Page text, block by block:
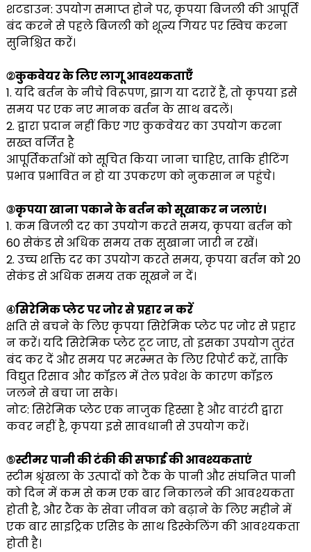
शटडाउन: उपयोग समाप्त होने पर, कृपया बिजली की आपूर्ति
बंद करने से पहले बिजली को शून्य गियर पर स्विच करना
सुनिश्चित करें।
②कुकवेयर के लिए लागू आवश्यकताएँ
1. यदि बर्तन के नीचे विरूपण, झाग या दरारें हैं, तो कृपया इसे
समय पर एक नए मानक बर्तन के साथ बदलें।
2. द्वारा प्रदान नहीं किए गए कुकवेयर का उपयोग करना
सख्त वर्जित है
आपूर्तिकर्ताओं को सूचित किया जाना चाहिए, ताकि हीटिंग
प्रभाव प्रभावित न हो या उपकरण को नुकसान न पहुंचे।
③कृपया खाना पकाने के बर्तन को सूखाकर न जलाएं।
1. कम बिजली दर का उपयोग करते समय, कृपया बर्तन को
60 सेकंड से अधिक समय तक सुखाना जारी न रखें।
2. उच्च शक्ति दर का उपयोग करते समय, कृपया बर्तन को 20
सेकंड से अधिक समय तक सूखने न दें।
④सिरेमिक प्लेट पर जोर से प्रहार न करें
क्षति से बचने के लिए कृपया सिरेमिक प्लेट पर जोर से प्रहार
न करें। यदि सिरेमिक प्लेट टूट जाए, तो इसका उपयोग तुरंत
बंद कर दें और समय पर मरम्मत के लिए रिपोर्ट करें, ताकि
विद्युत रिसाव और कॉइल में तेल प्रवेश के कारण कॉइल
जलने से बचा जा सके।
नोट: सिरेमिक प्लेट एक नाजुक हिस्सा है और वारंटी द्वारा
कवर नहीं है, कृपया इसे सावधानी से उपयोग करें।
⑤स्टीमर पानी की टंकी की सफाई की आवश्यकताएं
स्टीम श्रृंखला के उत्पादों को टैंक के पानी और संघनित पानी
को दिन में कम से कम एक बार निकालने की आवश्यकता
होती है, और टैंक के सेवा जीवन को बढ़ाने के लिए महीने में
एक बार साइट्रिक एसिड के साथ डिस्केलिंग की आवश्यकता
होती है।